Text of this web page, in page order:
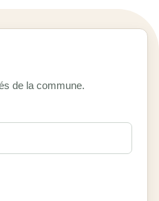
de la commune.